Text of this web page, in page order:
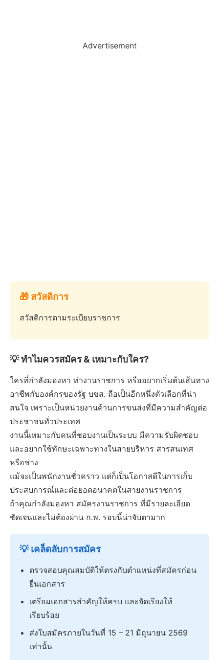
Advertisement
🎁 สวัสดิการ
สวัสดิการตามระเบียบราชการ
💡 ทำไมควรสมัคร & เหมาะกับใคร?
ใครที่กำลังมองหา ทำงานราชการ หรืออยากเริ่มต้นเส้นทาง
อาชีพกับองค์กรของรัฐ บขส. ถือเป็นอีกหนึ่งตัวเลือกที่น่า
สนใจ เพราะเป็นหน่วยงานด้านการขนส่งที่มีความสำคัญต่อ
ประชาชนทั่วประเทศ
งานนี้เหมาะกับคนที่ชอบงานเป็นระบบ มีความรับผิดชอบ
และอยากใช้ทักษะเฉพาะทางในสายบริหาร สารสนเทศ
หรือช่าง
แม้จะเป็นพนักงานชั่วคราว แต่ก็เป็นโอกาสดีในการเก็บ
ประสบการณ์และต่อยอดอนาคตในสายงานราชการ
ถ้าคุณกำลังมองหา สมัครงานราชการ ที่มีรายละเอียด
ชัดเจนและไม่ต้องผ่าน ก.พ. รอบนี้น่าจับตามาก
💡 เคล็ดลับการสมัคร
ตรวจสอบคุณสมบัติให้ตรงกับตำแหน่งที่สมัครก่อน
ยื่นเอกสาร
เตรียมเอกสารสำคัญให้ครบ และจัดเรียงให้
เรียบร้อย
ส่งใบสมัครภายในวันที่ 15 – 21 มิถุนายน 2569
เท่านั้น